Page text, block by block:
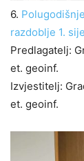
6.
razdoblje 1.
Predlagatelj:
et. geoinf.
Izvjestitelj:
et. geoinf.